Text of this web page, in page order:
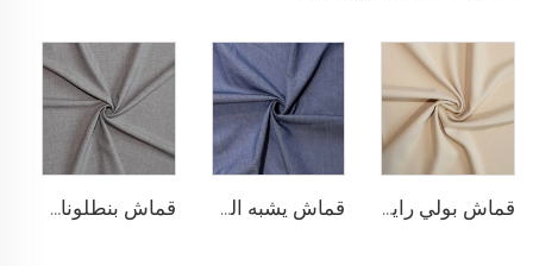
قماش بولي رايون لسترة البلازر قماش يشبه الدنيم من البوليستر والرايون قماش بنطلونات TR قابل للتمدد بأربعة اتجاهات